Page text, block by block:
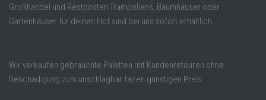
Großhandel und Restposten Trampoliens, Baumhäuser oder
Gartenhäuser für deinen Hof sind bei uns sofort erhältlich.
Wir verkaufen gebrauchte Paletten mit Kundenretouren ohne
Beschädigung zum unschlagbar fairen günstigen Preis.